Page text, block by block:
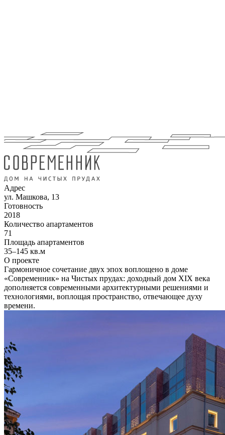
Адрес
ул. Машкова, 13
Готовность
2018
Количество апартаментов
71
Площадь апартаментов
35–145 кв.м
О проекте
Гармоничное сочетание двух эпох воплощено в доме
«Современник» на Чистых прудах: доходный дом XIX века
дополняется современными архитектурными решениями и
технологиями, воплощая пространство, отвечающее духу
времени.